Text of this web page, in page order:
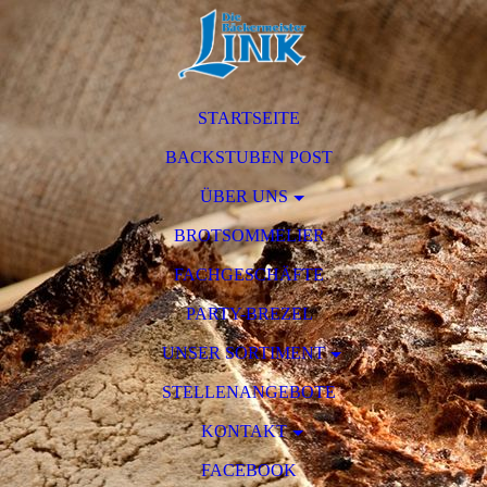
STARTSEITE
BACKSTUBEN POST
ÜBER UNS
BROTSOMMELIER
FACHGESCHÄFTE
PARTY-BREZEL
UNSER SORTIMENT
STELLENANGEBOTE
KONTAKT
FACEBOOK